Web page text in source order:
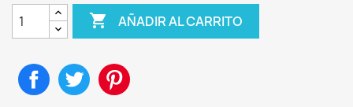
 AÑADIR AL CARRITO
CompartirTuitear